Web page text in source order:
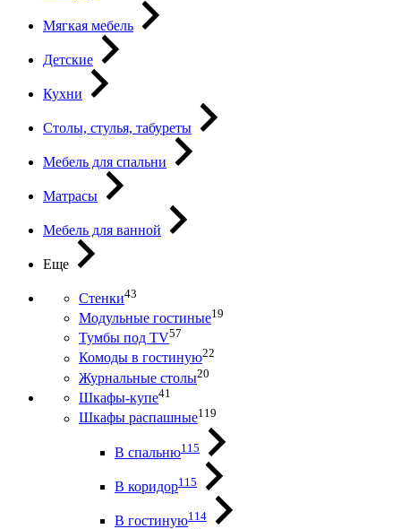
Мягкая мебель
Детские
Кухни
Столы, стулья, табуреты
Мебель для спальни
Матрасы
Мебель для ванной
Еще
Стенки43
Модульные гостиные19
Тумбы под ТV57
Комоды в гостиную22
Журнальные столы20
Шкафы-купе41
Шкафы распашные119
В спальню115
В коридор115
В гостиную114